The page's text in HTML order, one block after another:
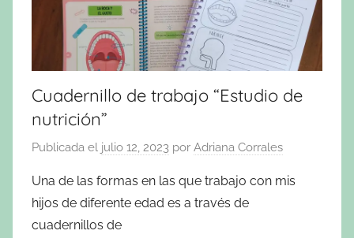
Cuadernillo de trabajo “Estudio de
nutrición”
Publicada el julio 12, 2023 por Adriana Corrales
Una de las formas en las que trabajo con mis
hijos de diferente edad es a través de
cuadernillos de